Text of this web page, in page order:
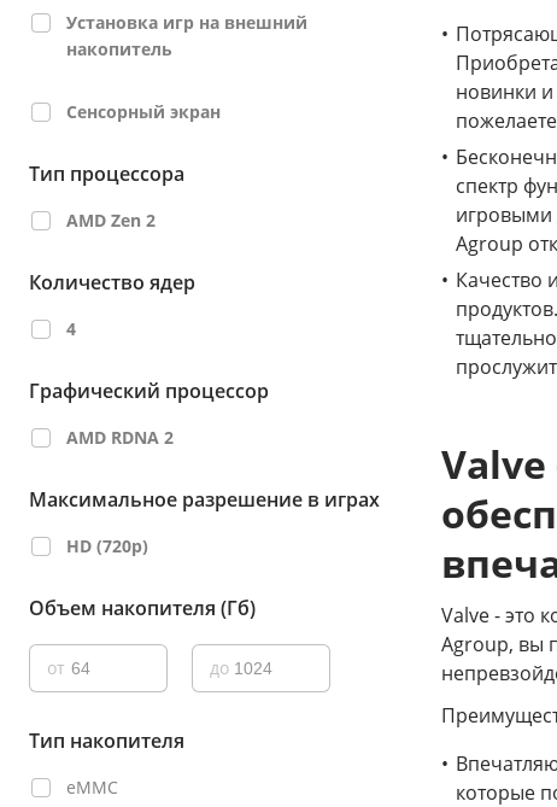
Установка игр на внешний
накопитель
Сенсорный экран
Тип процессора
AMD Zen 2
Количество ядер
4
Графический процессор
AMD RDNA 2
Максимальное разрешение в играх
HD (720p)
Объем накопителя (Гб)
от до
Тип накопителя
eMMC
новинки и
спектр
игровыми
Agroup
Качество
Valve - это
Agroup, вы
которые